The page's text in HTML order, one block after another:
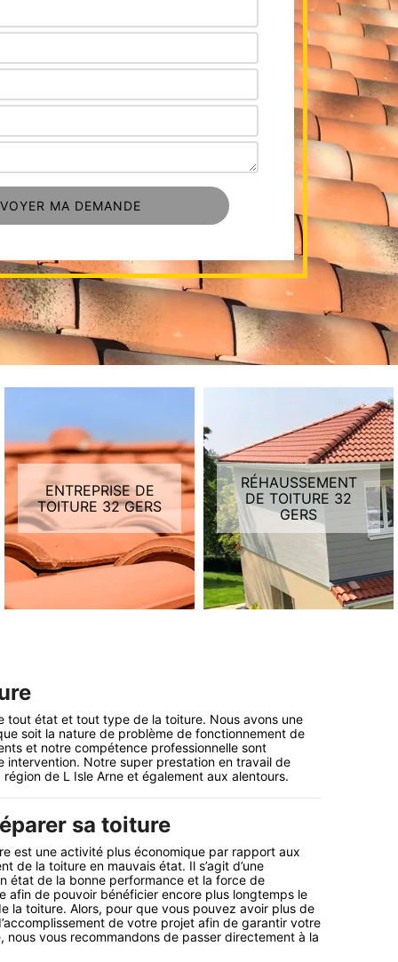
ENTREPRISE DE
TOITURE 32 GERS
RÉHAUSSEMENT
DE TOITURE 32
GERS
tout état et tout type de la toiture. Nous avons une
soit la nature de problème de fonctionnement de
et notre compétence professionnelle sont
intervention. Notre super prestation en travail de
de L Isle Arne et également aux alentours.
sa toiture
est une activité plus économique par rapport aux
de la toiture en mauvais état. Il s’agit d’une
état de la bonne performance et la force de
afin de pouvoir bénéficier encore plus longtemps le
la toiture. Alors, pour que vous pouvez avoir plus de
de votre projet afin de garantir votre
nous vous recommandons de passer directement à la